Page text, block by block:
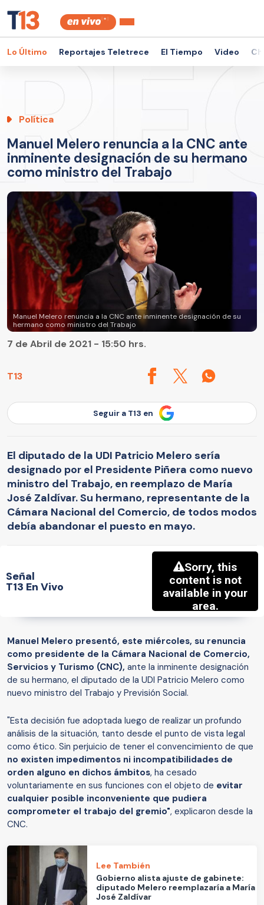
Lo Último Reportajes Teletrece El Tiempo Video
Política
Manuel Melero renuncia a la CNC ante
inminente designación de su hermano
como ministro del Trabajo
Manuel Melero renuncia a la CNC ante inminente designación de su
hermano como ministro del Trabajo
T13
7 de Abril de 2021 - 15:50 hrs.
Seguir a T13 en
El diputado de la UDI Patricio Melero sería
designado por el Presidente Piñera como nuevo
ministro del Trabajo, en reemplazo de María
José Zaldívar. Su hermano, representante de la
Cámara Nacional del Comercio, de todos modos
debía abandonar el puesto en mayo.
Señal
T13 En Vivo
Manuel Melero presentó, este miércoles, su renuncia
como presidente de la Cámara Nacional de Comercio,
Servicios y Turismo (CNC), ante la inminente designación
de su hermano, el diputado de la UDI Patricio Melero como
nuevo ministro del Trabajo y Previsión Social.
"Esta decisión fue adoptada luego de realizar un profundo
análisis de la situación, tanto desde el punto de vista legal
como ético. Sin perjuicio de tener el convencimiento de que
no existen impedimentos ni incompatibilidades de
orden alguno en dichos ámbitos, ha cesado
voluntariamente en sus funciones con el objeto de evitar
cualquier posible inconveniente que pudiera
comprometer el trabajo del gremio", explicaron desde la
CNC.
Lee También
Gobierno alista ajuste de gabinete:
diputado Melero reemplazaría a María
José Zaldívar